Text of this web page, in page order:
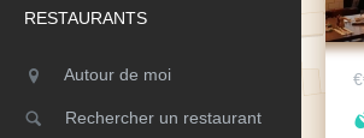
RESTAURANTS
Autour de moi
Rechercher un restaurant